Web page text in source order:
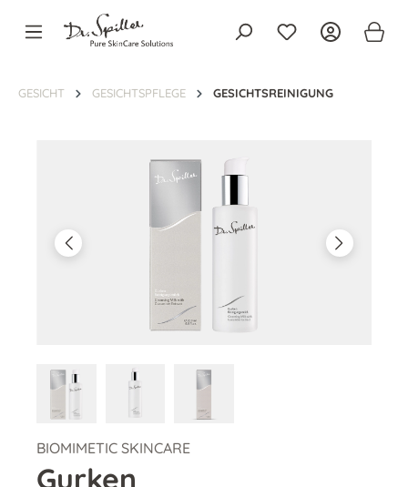
springen
GESICHT GESICHTSPFLEGE GESICHTSREINIGUNG
BIOMIMETIC SKINCARE
Gurken